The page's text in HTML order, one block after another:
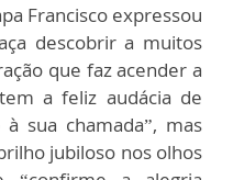
Francisco expressou
descobrir a muitos
que faz acender a
a feliz audácia de
sua chamada”, mas
jubiloso nos olhos